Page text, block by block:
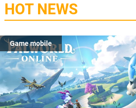
HOT NEWS
Game mobile